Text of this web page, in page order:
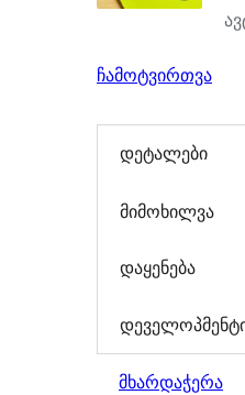
ჩამოტვირთვა
დეტალები
მიმოხილვა
დაყენება
მხარდაჭერა